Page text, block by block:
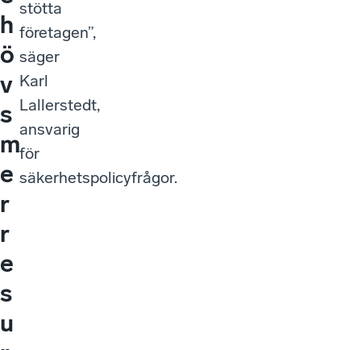
h
ö
v
s
m
e
r
r
e
s
u
stötta
företagen”,
säger
Karl
Lallerstedt,
ansvarig
för
säkerhetspolicyfrågor.